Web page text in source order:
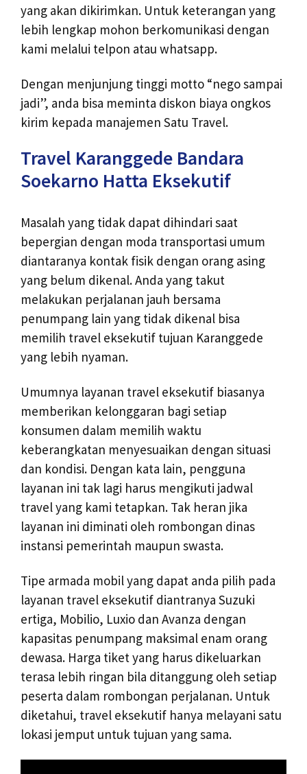
yang akan dikirimkan. Untuk keterangan yang
lebih lengkap mohon berkomunikasi dengan
kami melalui telpon atau whatsapp.
Dengan menjunjung tinggi motto “nego sampai
jadi”, anda bisa meminta diskon biaya ongkos
kirim kepada manajemen Satu Travel.
Travel Karanggede Bandara
Soekarno Hatta Eksekutif
Masalah yang tidak dapat dihindari saat
bepergian dengan moda transportasi umum
diantaranya kontak fisik dengan orang asing
yang belum dikenal. Anda yang takut
melakukan perjalanan jauh bersama
penumpang lain yang tidak dikenal bisa
memilih travel eksekutif tujuan Karanggede
yang lebih nyaman.
Umumnya layanan travel eksekutif biasanya
memberikan kelonggaran bagi setiap
konsumen dalam memilih waktu
keberangkatan menyesuaikan dengan situasi
dan kondisi. Dengan kata lain, pengguna
layanan ini tak lagi harus mengikuti jadwal
travel yang kami tetapkan. Tak heran jika
layanan ini diminati oleh rombongan dinas
instansi pemerintah maupun swasta.
Tipe armada mobil yang dapat anda pilih pada
layanan travel eksekutif diantranya Suzuki
ertiga, Mobilio, Luxio dan Avanza dengan
kapasitas penumpang maksimal enam orang
dewasa. Harga tiket yang harus dikeluarkan
terasa lebih ringan bila ditanggung oleh setiap
peserta dalam rombongan perjalanan. Untuk
diketahui, travel eksekutif hanya melayani satu
lokasi jemput untuk tujuan yang sama.